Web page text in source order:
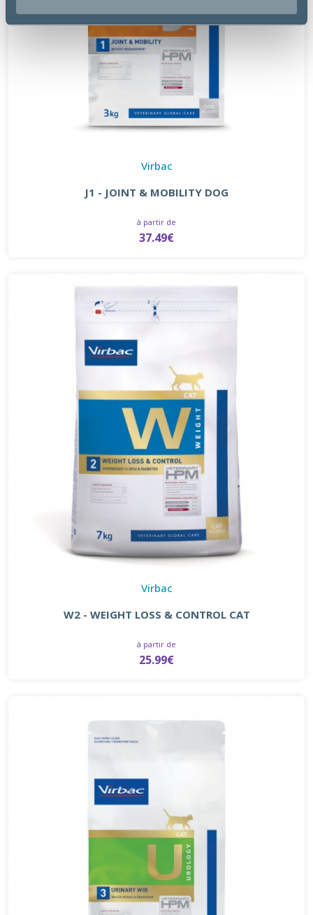
Virbac
J1 - JOINT & MOBILITY DOG
à partir de
37.49€
Virbac
W2 - WEIGHT LOSS & CONTROL CAT
à partir de
25.99€